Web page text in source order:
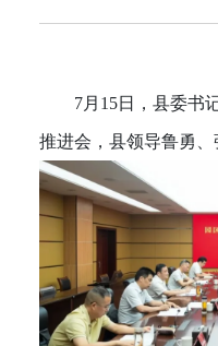
7月15日，县委书记
推进会，县领导鲁勇、